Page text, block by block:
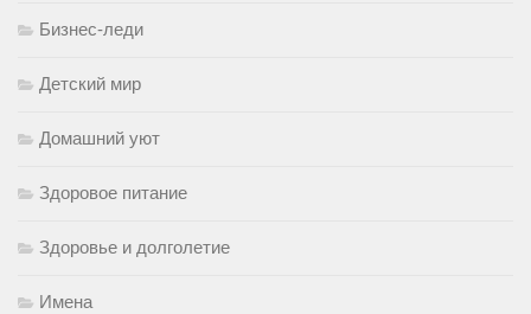
Бизнес-леди
Детский мир
Домашний уют
Здоровое питание
Здоровье и долголетие
Имена